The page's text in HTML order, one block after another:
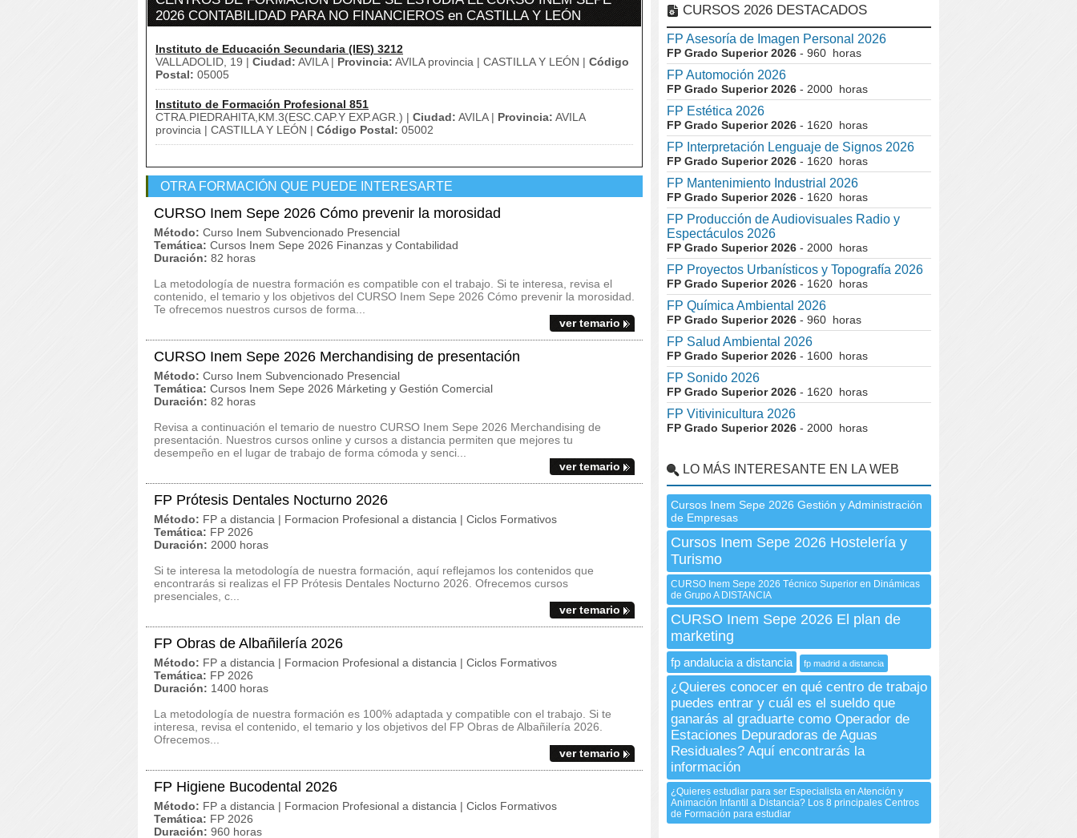
2026 CONTABILIDAD PARA NO FINANCIEROS en CASTILLA Y LEÓN
Instituto de Educación Secundaria (IES) 3212
VALLADOLID, 19 | Ciudad: AVILA | Provincia: AVILA provincia | CASTILLA Y LEÓN | Código
Postal: 05005
Instituto de Formación Profesional 851
CTRA.PIEDRAHITA,KM.3(ESC.CAP.Y EXP.AGR.) | Ciudad: AVILA | Provincia: AVILA
provincia | CASTILLA Y LEÓN | Código Postal: 05002
OTRA FORMACIÓN QUE PUEDE INTERESARTE
CURSO Inem Sepe 2026 Cómo prevenir la morosidad
Método: Curso Inem Subvencionado Presencial
Temática: Cursos Inem Sepe 2026 Finanzas y Contabilidad
Duración: 82 horas
La metodología de nuestra formación es compatible con el trabajo. Si te interesa, revisa el
contenido, el temario y los objetivos del CURSO Inem Sepe 2026 Cómo prevenir la morosidad.
Te ofrecemos nuestros cursos de forma...
ver temario
CURSO Inem Sepe 2026 Merchandising de presentación
Método: Curso Inem Subvencionado Presencial
Temática: Cursos Inem Sepe 2026 Márketing y Gestión Comercial
Duración: 82 horas
Revisa a continuación el temario de nuestro CURSO Inem Sepe 2026 Merchandising de
presentación. Nuestros cursos online y cursos a distancia permiten que mejores tu
desempeño en el lugar de trabajo de forma cómoda y senci...
ver temario
FP Prótesis Dentales Nocturno 2026
Método: FP a distancia | Formacion Profesional a distancia | Ciclos Formativos
Temática: FP 2026
Duración: 2000 horas
Si te interesa la metodología de nuestra formación, aquí reflejamos los contenidos que
encontrarás si realizas el FP Prótesis Dentales Nocturno 2026. Ofrecemos cursos
presenciales, c...
ver temario
FP Obras de Albañilería 2026
Método: FP a distancia | Formacion Profesional a distancia | Ciclos Formativos
Temática: FP 2026
Duración: 1400 horas
La metodología de nuestra formación es 100% adaptada y compatible con el trabajo. Si te
interesa, revisa el contenido, el temario y los objetivos del FP Obras de Albañilería 2026.
Ofrecemos...
ver temario
FP Higiene Bucodental 2026
Método: FP a distancia | Formacion Profesional a distancia | Ciclos Formativos
Temática: FP 2026
Duración: 960 horas
CURSOS 2026 DESTACADOS
FP Asesoría de Imagen Personal 2026
FP Grado Superior 2026 - 960 horas
FP Automoción 2026
FP Grado Superior 2026 - 2000 horas
FP Estética 2026
FP Grado Superior 2026 - 1620 horas
FP Interpretación Lenguaje de Signos 2026
FP Grado Superior 2026 - 1620 horas
FP Mantenimiento Industrial 2026
FP Grado Superior 2026 - 1620 horas
FP Producción de Audiovisuales Radio y
Espectáculos 2026
FP Grado Superior 2026 - 2000 horas
FP Proyectos Urbanísticos y Topografía 2026
FP Grado Superior 2026 - 1620 horas
FP Química Ambiental 2026
FP Grado Superior 2026 - 960 horas
FP Salud Ambiental 2026
FP Grado Superior 2026 - 1600 horas
FP Sonido 2026
FP Grado Superior 2026 - 1620 horas
FP Vitivinicultura 2026
FP Grado Superior 2026 - 2000 horas
LO MÁS INTERESANTE EN LA WEB
Cursos Inem Sepe 2026 Gestión y Administración
de Empresas
Cursos Inem Sepe 2026 Hostelería y
Turismo
CURSO Inem Sepe 2026 Técnico Superior en Dinámicas
de Grupo A DISTANCIA
CURSO Inem Sepe 2026 El plan de
marketing
fp andalucia a distancia fp madrid a distancia
¿Quieres conocer en qué centro de trabajo
puedes entrar y cuál es el sueldo que
ganarás al graduarte como Operador de
Estaciones Depuradoras de Aguas
Residuales? Aquí encontrarás la
información
¿Quieres estudiar para ser Especialista en Atención y
Animación Infantil a Distancia? Los 8 principales Centros
de Formación para estudiar